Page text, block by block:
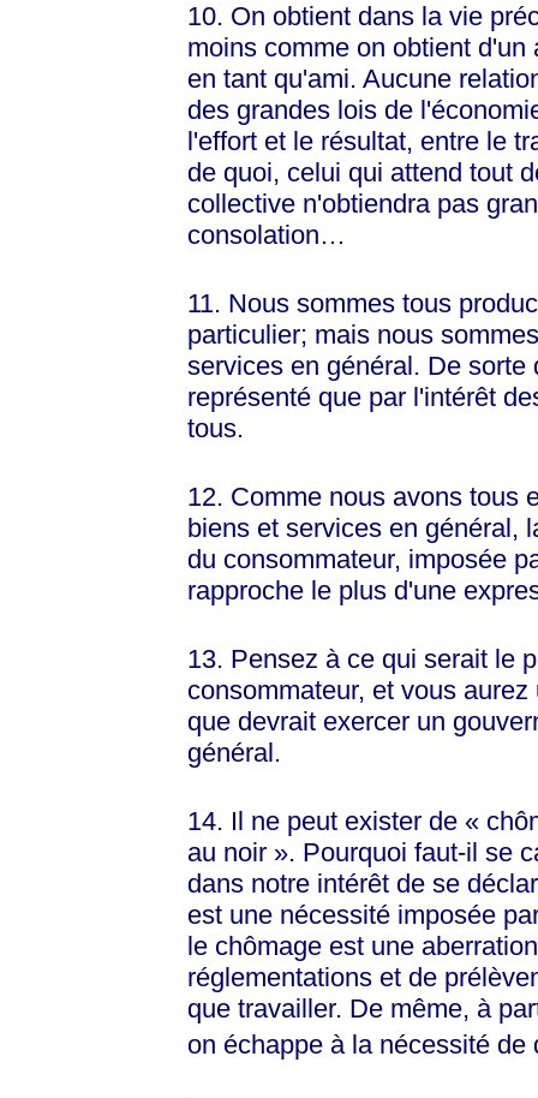
10. On obtient dans la vie
moins comme on obtient
en tant qu'ami. Aucune
des grandes lois de
l'effort et le résultat, entre le
de quoi, celui qui attend tout
collective n'obtiendra pas
consolation…
11. Nous sommes tous
particulier; mais nous
services en général. De
représenté que par l'intérêt
tous.
12. Comme nous avons tous
biens et services en général,
du consommateur, imposée
rapproche le plus d'une
13. Pensez à ce qui serait le
consommateur, et vous
que devrait exercer un
général.
14. Il ne peut exister de «
au noir ». Pourquoi faut-il se
dans notre intérêt de se
est une nécessité imposée
le chômage est une
réglementations et de
que travailler. De même, à
on échappe à la nécessité